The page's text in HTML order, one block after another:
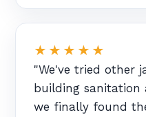
★★★★★
"We've tried other
building sanitation
we finally found